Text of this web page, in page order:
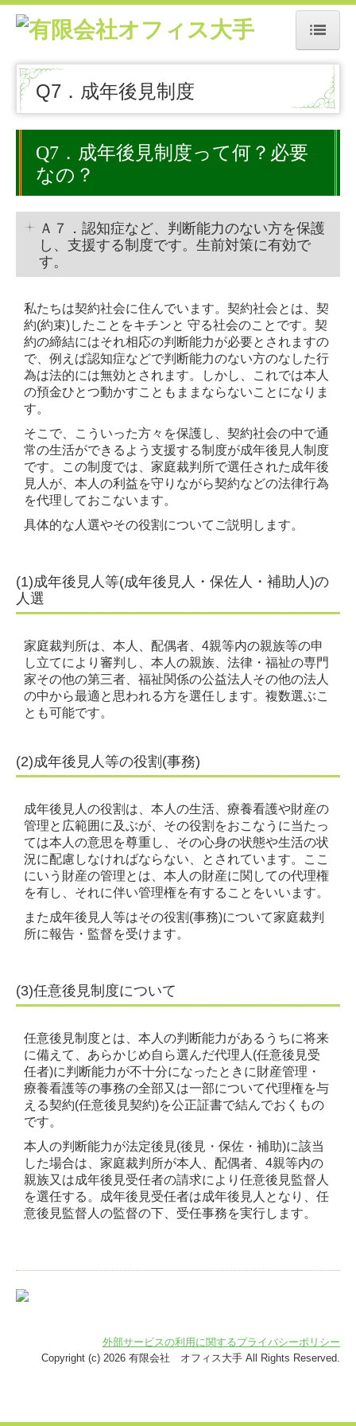
ホーム
相続Q＆A
Q2.財産の所在確認
Q3．遺産分割
Q4．相続人
Q5．遺言書
Q6．財産評価額
生前対策Q＆A
Q7．成年後見制度
Q9．有効な方法
Q10．贈与税
Q11．遺言書の作り方
お客様の声
アクセス
リンク集
書面添付制度
相続法改正のポイント
よくあるご質問＆用語集
お問合せ
プライバシーポリシー
Q7．成年後見制度
Q7．成年後見制度って何？必要
なの？
Ａ７．認知症など、判断能力のない方を保護
し、支援する制度です。生前対策に有効で
す。
私たちは契約社会に住んでいます。契約社会とは、契
約(約束)したことをキチンと 守る社会のことです。契
約の締結にはそれ相応の判断能力が必要とされますの
で、例えば認知症などで判断能力のない方のなした行
為は法的には無効とされます。しかし、これでは本人
の預金ひとつ動かすこともままならないことになりま
す。
そこで、こういった方々を保護し、契約社会の中で通
常の生活ができるよう支援する制度が成年後見人制度
です。この制度では、家庭裁判所で選任された成年後
見人が、本人の利益を守りながら契約などの法律行為
を代理しておこないます。
具体的な人選やその役割についてご説明します。
(1)成年後見人等(成年後見人・保佐人・補助人)の
人選
家庭裁判所は、本人、配偶者、4親等内の親族等の申
し立てにより審判し、本人の親族、法律・福祉の専門
家その他の第三者、福祉関係の公益法人その他の法人
の中から最適と思われる方を選任します。複数選ぶこ
とも可能です。
(2)成年後見人等の役割(事務)
成年後見人の役割は、本人の生活、療養看護や財産の
管理と広範囲に及ぶが、その役割をおこなうに当たっ
ては本人の意思を尊重し、その心身の状態や生活の状
況に配慮しなければならない、とされています。ここ
にいう財産の管理とは、本人の財産に関しての代理権
を有し、それに伴い管理権を有することをいいます。
また成年後見人等はその役割(事務)について家庭裁判
所に報告・監督を受けます。
(3)任意後見制度について
任意後見制度とは、本人の判断能力があるうちに将来
に備えて、あらかじめ自ら選んだ代理人(任意後見受
任者)に判断能力が不十分になったときに財産管理・
療養看護等の事務の全部又は一部について代理権を与
える契約(任意後見契約)を公正証書で結んでおくもの
です。
本人の判断能力が法定後見(後見・保佐・補助)に該当
した場合は、家庭裁判所が本人、配偶者、4親等内の
親族又は成年後見受任者の請求により任意後見監督人
を選任する。成年後見受任者は成年後見人となり、任
意後見監督人の監督の下、受任事務を実行します。
外部サービスの利用に関するプライバシーポリシー
Copyright (c) 2026 有限会社 オフィス大手 All Rights Reserved.